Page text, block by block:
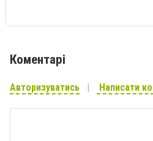
Коментарі
Авторизуватись Написати